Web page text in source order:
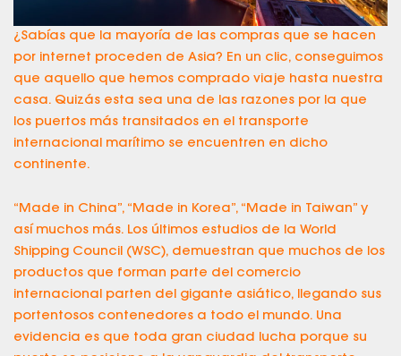
¿Sabías que la mayoría de las compras que se hacen
por internet proceden de Asia? En un clic, conseguimos
que aquello que hemos comprado viaje hasta nuestra
casa. Quizás esta sea una de las razones por la que
los puertos más transitados en el transporte
internacional marítimo se encuentren en dicho
continente.
“Made in China”, “Made in Korea”, “Made in Taiwan” y
así muchos más. Los últimos estudios de la World
Shipping Council (WSC), demuestran que muchos de los
productos que forman parte del comercio
internacional parten del gigante asiático, llegando sus
portentosos contenedores a todo el mundo. Una
evidencia es que toda gran ciudad lucha porque su